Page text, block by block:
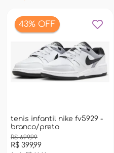
43% OFF
tenis infantil nike fv5929 -
branco/preto
R$ 399,99
R$ 699,99